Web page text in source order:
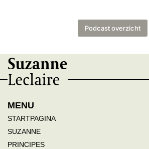
Podcast overzicht
MENU
STARTPAGINA
SUZANNE
PRINCIPES